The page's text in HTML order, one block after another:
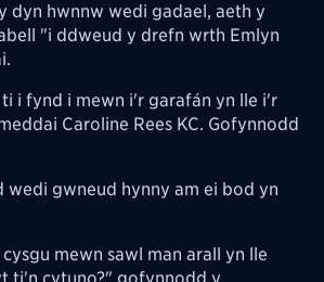
dyn hwnnw wedi gadael, aeth y
"i ddweud y drefn wrth Emlyn
i fynd i mewn i'r garafán yn lle i'r
Caroline Rees KC. Gofynnodd
wedi gwneud hynny am ei bod yn
mewn sawl man arall yn lle